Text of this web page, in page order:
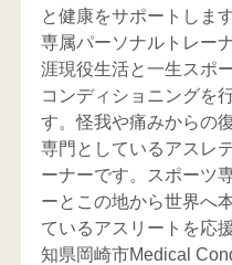
と健康をサポートしま
専属パーソナルトレー
涯現役生活と一生スポ
コンディショニングを
す。怪我や痛みからの
専門としているアスレ
ーナーです。スポーツ
ーとこの地から世界へ
ているアスリートを応
知県岡崎市Medical